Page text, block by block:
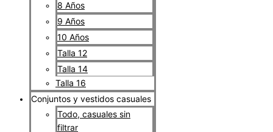
8 Años
9 Años
10 Años
Talla 12
Talla 14
Talla 16
Conjuntos y vestidos casuales
Todo, casuales sin
filtrar